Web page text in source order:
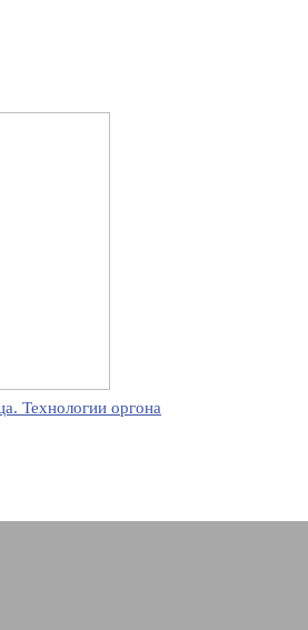
Технологии оргона